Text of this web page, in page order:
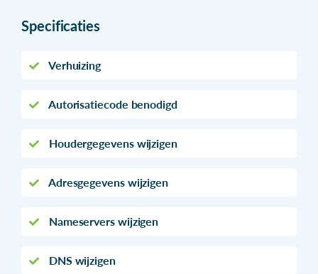
Specificaties
Verhuizing
Autorisatiecode benodigd
Houdergegevens wijzigen
Adresgegevens wijzigen
Nameservers wijzigen
DNS wijzigen